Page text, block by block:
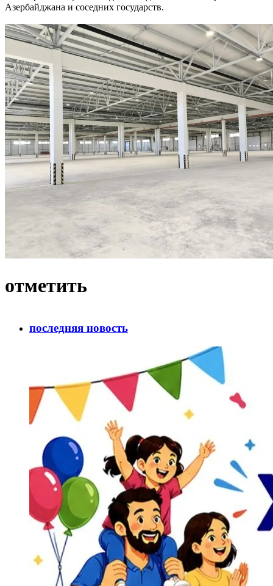
Азербайджана и соседних государств.
отметить
последняя новость